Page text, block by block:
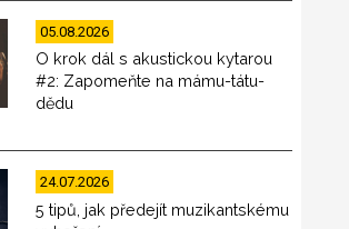
05.08.2026
O krok dál s akustickou kytarou
#2: Zapomeňte na mámu-tátu-
dědu
24.07.2026
5 tipů, jak předejít muzikantskému